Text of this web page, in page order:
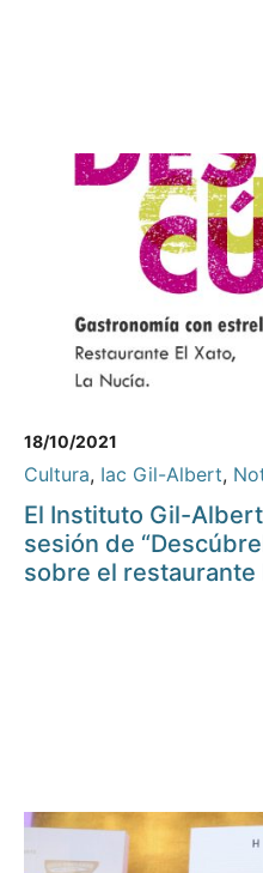
18/10/2021
Cultura, Iac Gil-Albert,
El Instituto Gil-
sesión de
sobre el restaurante